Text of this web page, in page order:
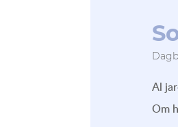
Al
Om